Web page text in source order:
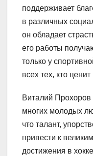
поддерживает
в различных
он обладает
его работы
только у
всех тех, кто ценит
Виталий
многих молодых
что талант,
привести к
достижения в